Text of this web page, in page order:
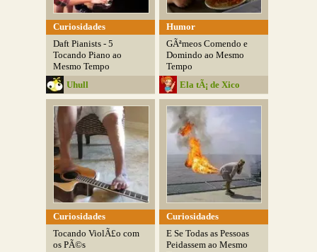
Curiosidades
Daft Pianists - 5
Tocando Piano ao
Mesmo Tempo
Uhull
Humor
GÃªmeos Comendo e
Domindo ao Mesmo
Tempo
Ela tÃ¡ de Xico
Curiosidades
Tocando ViolÃ£o com
os PÃ©s
Curiosidades
E Se Todas as Pessoas
Peidassem ao Mesmo